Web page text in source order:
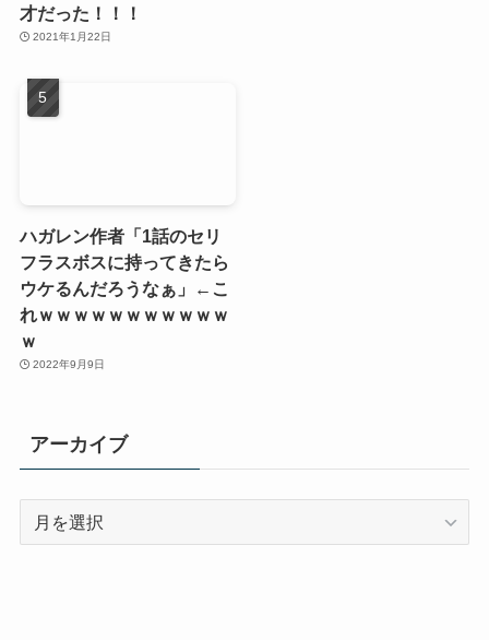
才だった！！！
2021年1月22日
ハガレン作者「1話のセリ
フラスボスに持ってきたら
ウケるんだろうなぁ」←こ
れｗｗｗｗｗｗｗｗｗｗｗ
ｗ
2022年9月9日
アーカイブ